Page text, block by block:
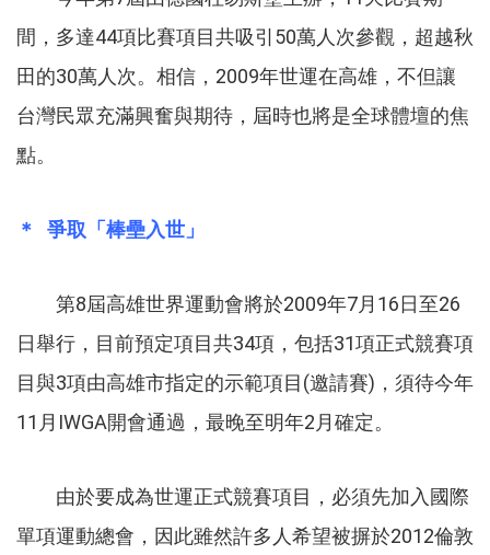
間，多達44項比賽項目共吸引50萬人次參觀，超越秋
田的30萬人次。相信，2009年世運在高雄，不但讓
台灣民眾充滿興奮與期待，屆時也將是全球體壇的焦
點。
＊ 爭取「棒壘入世」
第8屆高雄世界運動會將於2009年7月16日至26
日舉行，目前預定項目共34項，包括31項正式競賽項
目與3項由高雄市指定的示範項目(邀請賽)，須待今年
11月IWGA開會通過，最晚至明年2月確定。
由於要成為世運正式競賽項目，必須先加入國際
單項運動總會，因此雖然許多人希望被摒於2012倫敦